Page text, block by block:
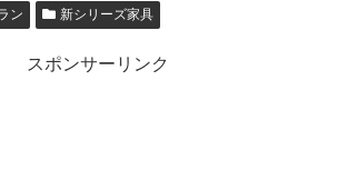
ン 新シリーズ家具
スポンサーリンク